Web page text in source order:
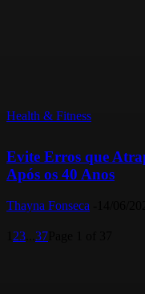
Health & Fitness
Evite Erros que
Após os 40 Anos
Thayna Fonseca
23 37